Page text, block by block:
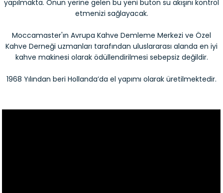
yapılmakta. Onun yerine gelen bu yeni buton su akışını kontrol
etmenizi sağlayacak.
Moccamaster'ın Avrupa Kahve Demleme Merkezi ve Özel
Kahve Derneği uzmanları tarafından uluslararası alanda en iyi
kahve makinesi olarak ödüllendirilmesi sebepsiz değildir.
1968 Yılından beri Hollanda’da el yapımı olarak üretilmektedir.